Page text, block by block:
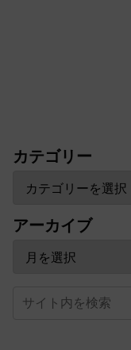
カテゴリー
アーカイブ